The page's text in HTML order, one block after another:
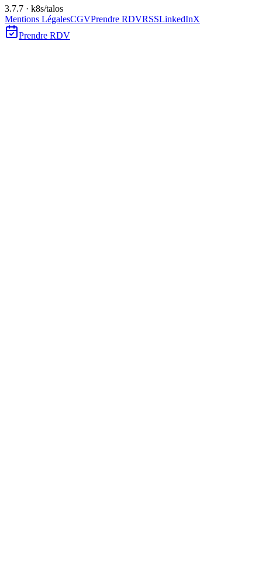
3.7.7 · k8s/talos
Mentions LégalesCGVPrendre RDVRSSLinkedInX
Prendre RDV